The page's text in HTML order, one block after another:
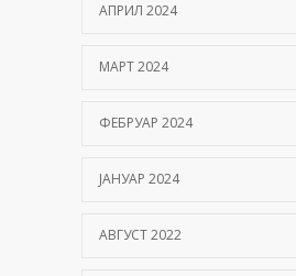
АПРИЛ 2024
МАРТ 2024
ФЕБРУАР 2024
ЈАНУАР 2024
АВГУСТ 2022